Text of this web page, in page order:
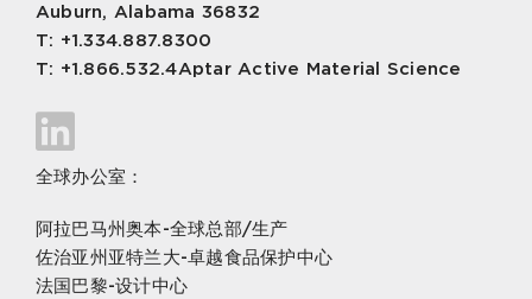
Auburn, Alabama 36832
T: +1.334.887.8300
T: +1.866.532.4Aptar Active Material Science
全球办公室：
阿拉巴马州奥本-全球总部/生产
佐治亚州亚特兰大-卓越食品保护中心
法国巴黎-设计中心